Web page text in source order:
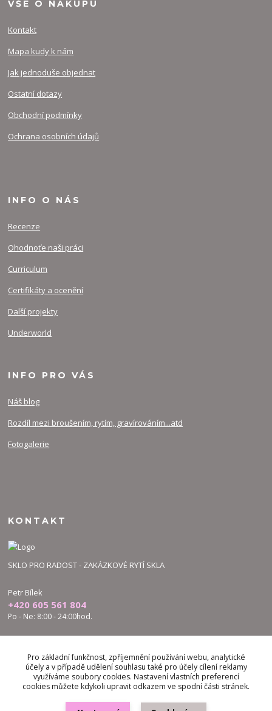
VŠE O NÁKUPU
Kontakt
Mapa kudy k nám
Jak jednoduše objednat
Ostatní dotazy
Obchodní podmínky
Ochrana osobních údajů
INFO O NÁS
Recenze
Ohodnoťe naši práci
Curriculum
Certifikáty a ocenění
Další projekty
Underworld
INFO PRO VÁS
Náš blog
Rozdíl mezi broušením, rytím, gravírováním...atd
Fotogalerie
KONTAKT
SKLO PRO RADOST - ZAKÁZKOVÉ RYTÍ SKLA
Petr Bílek
+420 605 561 804
Po - Ne: 8:00 - 24:00hod.
bilek.petr@skloproradost.cz
Pro základní funkčnost, zpříjemnění používání webu, analytické
účely a v případě udělení souhlasu také pro účely cílení reklamy
využíváme soubory cookies. Nastavení vlastních preferencí
cookies můžete kdykoli upravit odkazem ve spodní části stránek.